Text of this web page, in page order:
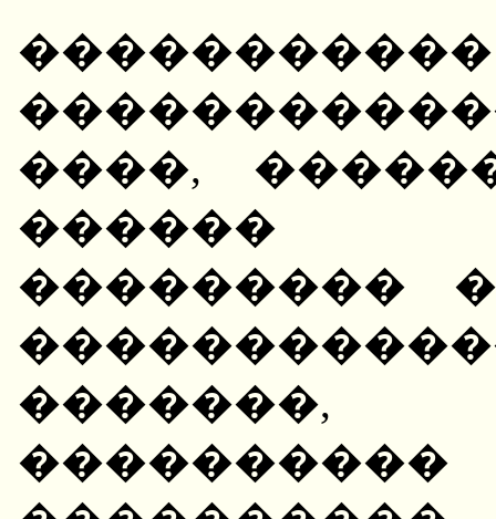
����,
������
���������